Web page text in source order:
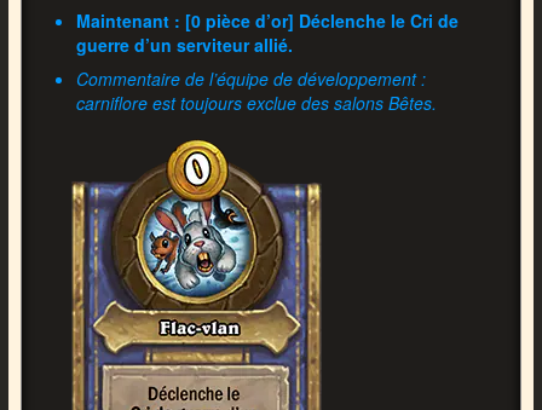
Maintenant : [0 pièce d’or] Déclenche le Cri de
guerre d’un serviteur allié.
Commentaire de l’équipe de développement :
carniflore est toujours exclue des salons Bêtes.